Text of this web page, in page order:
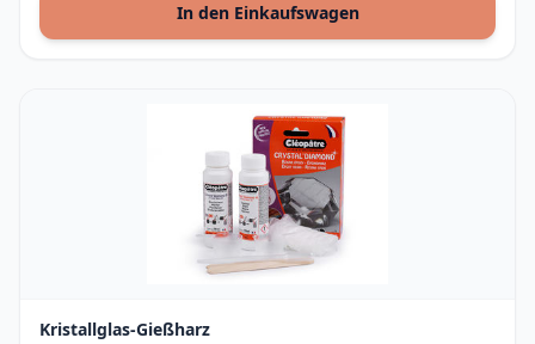
In den Einkaufswagen
Kristallglas-Gießharz